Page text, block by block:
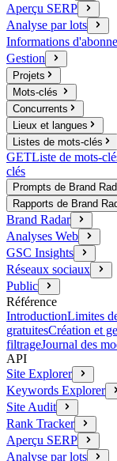
Aperçu SERP
Analyse par lots
Informations
Gestion
Projets
Mots-clés
Concurrents
Lieux et langues
Listes de mots-clés
GETListe de mots-
clés
Prompts de Brand
Rapports de Brand
Brand Radar
Analyses Web
GSC Insights
Réseaux sociaux
Public
Référence
IntroductionLimites
gratuitesCréation et
filtrageJournal des
API
Site Explorer
Keywords Explorer
Site Audit
Rank Tracker
Aperçu SERP
Analyse par lots